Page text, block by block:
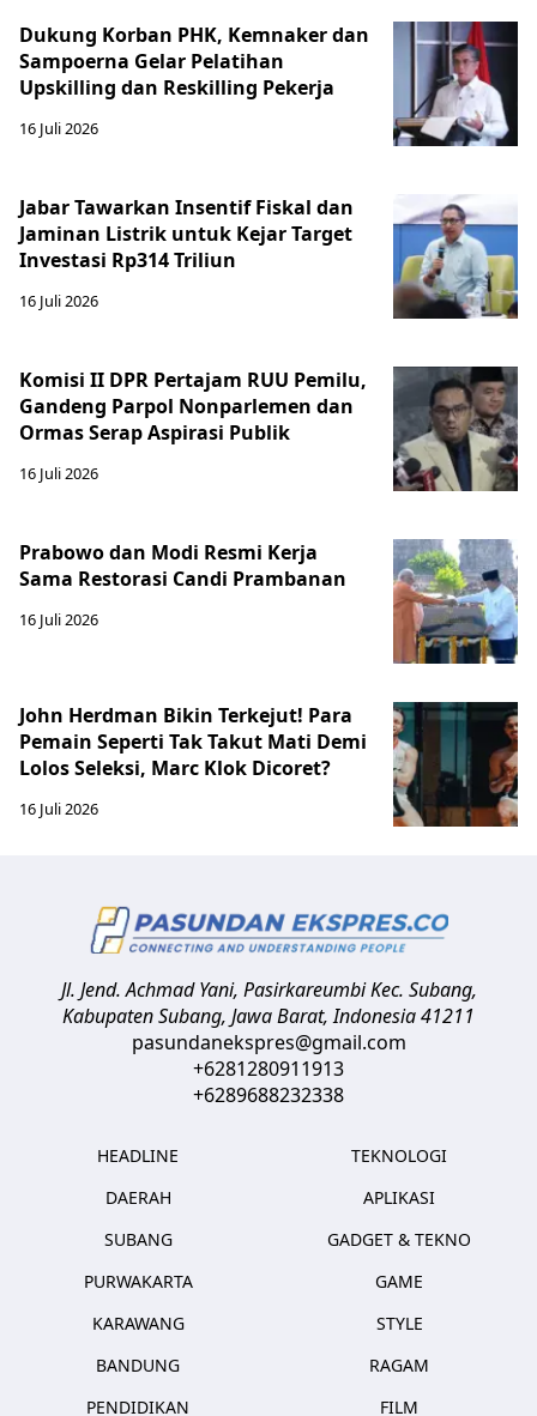
Dukung Korban PHK, Kemnaker dan
Sampoerna Gelar Pelatihan
Upskilling dan Reskilling Pekerja
16 Juli 2026
Jabar Tawarkan Insentif Fiskal dan
Jaminan Listrik untuk Kejar Target
Investasi Rp314 Triliun
16 Juli 2026
Komisi II DPR Pertajam RUU Pemilu,
Gandeng Parpol Nonparlemen dan
Ormas Serap Aspirasi Publik
16 Juli 2026
Prabowo dan Modi Resmi Kerja
Sama Restorasi Candi Prambanan
16 Juli 2026
John Herdman Bikin Terkejut! Para
Pemain Seperti Tak Takut Mati Demi
Lolos Seleksi, Marc Klok Dicoret?
16 Juli 2026
Jl. Jend. Achmad Yani, Pasirkareumbi Kec. Subang,
Kabupaten Subang, Jawa Barat,Indonesia41211
pasundanekspres@gmail.com
+6281280911913
+6289688232338
HEADLINE
DAERAH
SUBANG
PURWAKARTA
KARAWANG
BANDUNG
PENDIDIKAN
TEKNOLOGI
APLIKASI
GADGET & TEKNO
GAME
STYLE
RAGAM
FILM